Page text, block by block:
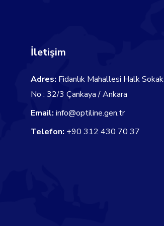
İletişim
Adres: Fidanlık Mahallesi Halk Sokak
No : 32/3 Çankaya / Ankara
Email: info@optiline.gen.tr
Telefon: +90 312 430 70 37